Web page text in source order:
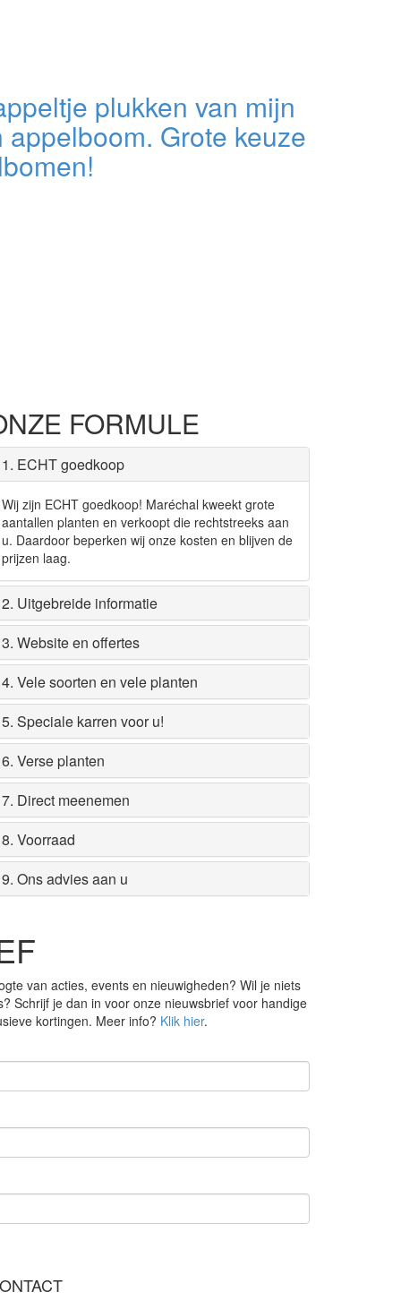
plukken van mijn
appelboom. Grote keuze
FORMULE
1. ECHT goedkoop
Wij zijn ECHT goedkoop! Maréchal kweekt grote
aantallen planten en verkoopt die rechtstreeks aan
u. Daardoor beperken wij onze kosten en blijven de
prijzen laag.
2. Uitgebreide informatie
3. Website en offertes
4. Vele soorten en vele planten
5. Speciale karren voor u!
6. Verse planten
7. Direct meenemen
8. Voorraad
9. Ons advies aan u
van acties, events en nieuwigheden? Wil je niets
Schrijf je dan in voor onze nieuwsbrief voor handige
kortingen. Meer info? Klik hier.